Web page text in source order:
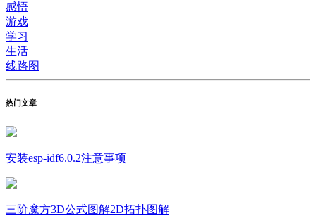
感悟
游戏
学习
生活
线路图
热门文章
安装esp-idf6.0.2注意事项
三阶魔方3D公式图解2D拓扑图解